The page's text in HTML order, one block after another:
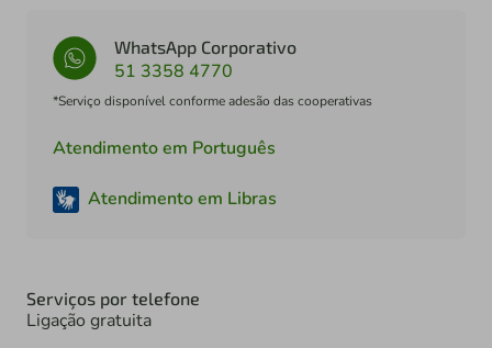
WhatsApp Corporativo
51 3358 4770
*Serviço disponível conforme adesão das cooperativas
Atendimento em Português
Atendimento em Libras
Serviços por telefone
Ligação gratuita